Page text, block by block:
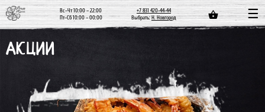
Вс–Чт 10:00 – 22:00
Пт–Сб 10:00 – 00:00
+7 831 420-44-44
Выбрать: Н. Новгород
АКЦИИ